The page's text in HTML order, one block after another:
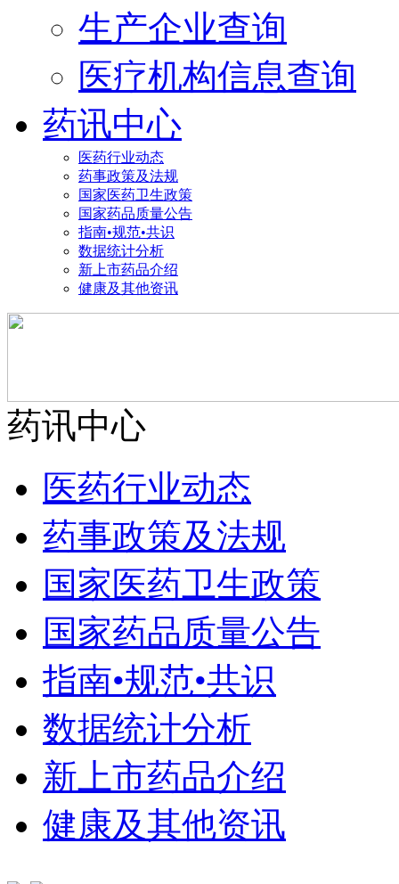
生产企业查询
医疗机构信息查询
药讯中心
医药行业动态
药事政策及法规
国家医药卫生政策
国家药品质量公告
指南•规范•共识
数据统计分析
新上市药品介绍
健康及其他资讯
药讯中心
医药行业动态
药事政策及法规
国家医药卫生政策
国家药品质量公告
指南•规范•共识
数据统计分析
新上市药品介绍
健康及其他资讯